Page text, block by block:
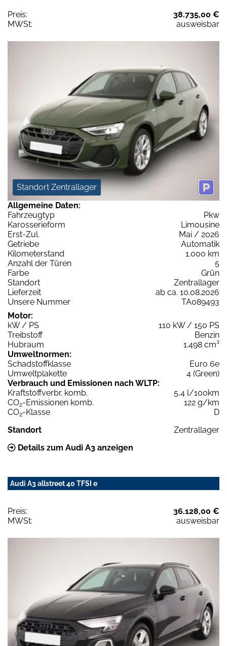
Preis:
38.735,00 €
MWSt:
ausweisbar
Standort Zentrallager
Allgemeine Daten:
Fahrzeugtyp
Pkw
Karosserieform
Limousine
Erst-Zul.
Mai / 2026
Getriebe
Automatik
Kilometerstand
1.000 km
Anzahl der Türen
5
Farbe
Grün
Standort
Zentrallager
Lieferzeit
ab ca. 10.08.2026
Unsere Nummer
TA089493
Motor:
kW / PS
110 kW / 150 PS
Treibstoff
Benzin
Hubraum
1.498 cm³
Umweltnormen:
Schadstoffklasse
Euro 6e
Umweltplakette
4 (Green)
Verbrauch und Emissionen nach WLTP:
Kraftstoffverbr. komb.
5,4 l/100km
CO2-Emissionen komb.
122 g/km
CO2-Klasse
D
Standort
Zentrallager
Details zum Audi A3 anzeigen
Audi A3 allstreet 40 TFSI e
Preis:
36.128,00 €
MWSt:
ausweisbar